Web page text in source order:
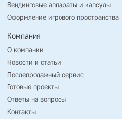
Вендинговые аппараты и капсулы
Оформление игрового пространства
Компания
О компании
Новости и статьи
Послепродажный сервис
Готовые проекты
Ответы на вопросы
Контакты